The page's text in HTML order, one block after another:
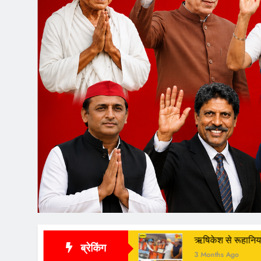
ब्रेकिंग
ऋषिकेश से रूहानियत के साए में शुरू हुई श्री
3 Months Ago